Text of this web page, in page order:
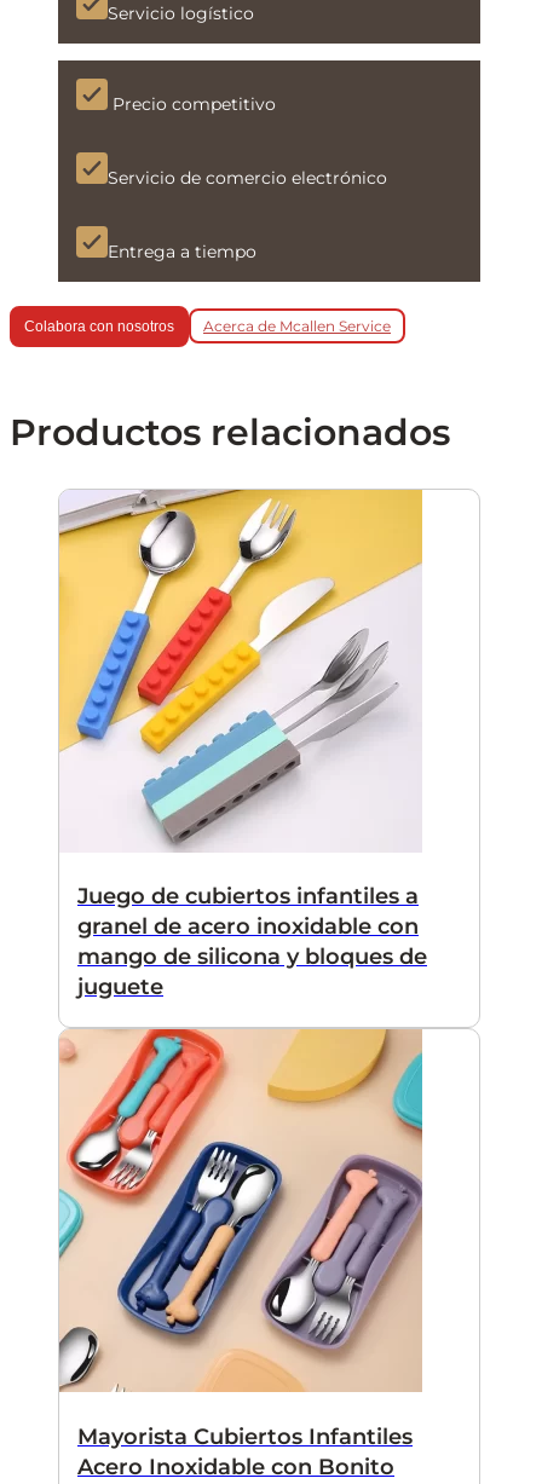
Servicio logístico
Precio competitivo
Servicio de comercio electrónico
Entrega a tiempo
Colabora con nosotros Acerca de Mcallen Service
Productos relacionados
Juego de cubiertos infantiles a
granel de acero inoxidable con
mango de silicona y bloques de
juguete
Mayorista Cubiertos Infantiles
Acero Inoxidable con Bonito